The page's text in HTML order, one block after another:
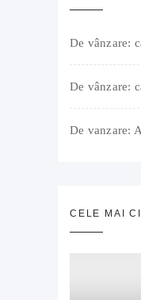
CELE MAI